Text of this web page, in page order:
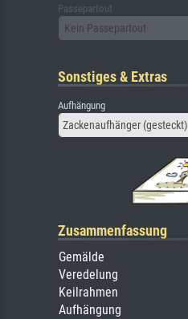
Passepartout
Kein Passepartout
Sonstiges & Extras
Aufhängung
Zackenaufhänger (gesteckt)
Zusammenfassung
Gemälde
Veredelung
Keilrahmen
Aufhängung